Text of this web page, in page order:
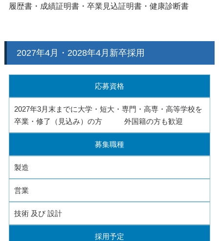
履歴書・成績証明書・卒業見込証明書・健康診断書
2027年4月・2028年4月新卒採用
応募資格
2027年3月末までに大学・短大・専門・高専・高等学校を
卒業・修了（見込み）の方 外国籍の方も歓迎
募集職種
製造
営業
技術 及び 設計
採用予定